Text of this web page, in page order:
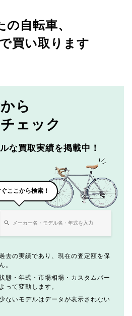
の自転車、
買い取ります
ら
ェック
な買取実績を掲載中！
ここから検索！
去の実績であり、現在の査定額を保
。
態・年式・市場相場・カスタムパー
って変動します。
ないモデルはデータが表示されない